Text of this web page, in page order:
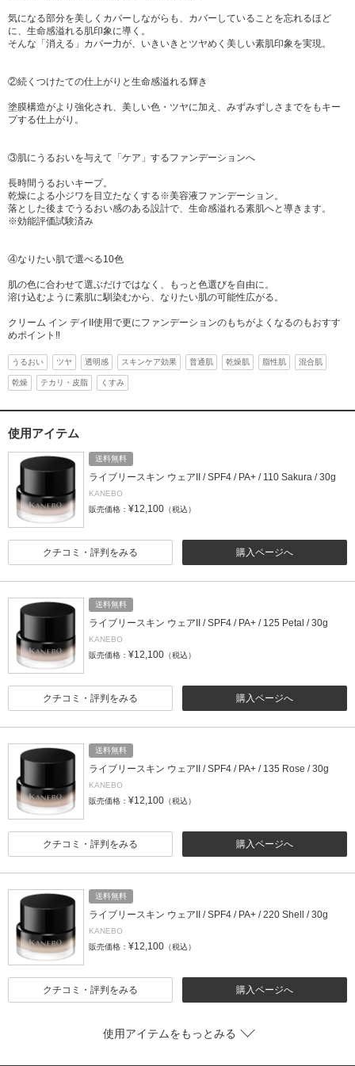
気になる部分を美しくカバーしながらも、カバーしていることを忘れるほど
に、生命感溢れる肌印象に導く。
そんな「消える」カバー力が、いきいきとツヤめく美しい素肌印象を実現。
②続くつけたての仕上がりと生命感溢れる輝き
塗膜構造がより強化され、美しい色・ツヤに加え、みずみずしさまでをもキー
プする仕上がり。
③肌にうるおいを与えて「ケア」するファンデーションへ
長時間うるおいキープ。
乾燥による小ジワを目立たなくする※美容液ファンデーション。
落とした後までうるおい感のある設計で、生命感溢れる素肌へと導きます。
※効能評価試験済み
④なりたい肌で選べる10色
肌の色に合わせて選ぶだけではなく、もっと色選びを自由に。
溶け込むように素肌に馴染むから、なりたい肌の可能性広がる。
クリーム イン デイII使用で更にファンデーションのもちがよくなるのもおすす
めポイント‼︎
うるおい ツヤ 透明感 スキンケア効果 普通肌 乾燥肌 脂性肌 混合肌
乾燥 テカリ・皮脂 くすみ
使用アイテム
送料無料
ライブリースキン ウェアII / SPF4 / PA+ / 110 Sakura / 30g
KANEBO
販売価格： ¥12,100 （税込）
購入ページへ
クチコミ・評判をみる
送料無料
ライブリースキン ウェアII / SPF4 / PA+ / 125 Petal / 30g
KANEBO
販売価格： ¥12,100 （税込）
購入ページへ
クチコミ・評判をみる
送料無料
ライブリースキン ウェアII / SPF4 / PA+ / 135 Rose / 30g
KANEBO
販売価格： ¥12,100 （税込）
購入ページへ
クチコミ・評判をみる
送料無料
ライブリースキン ウェアII / SPF4 / PA+ / 220 Shell / 30g
KANEBO
販売価格： ¥12,100 （税込）
購入ページへ
クチコミ・評判をみる
使用アイテムをもっとみる